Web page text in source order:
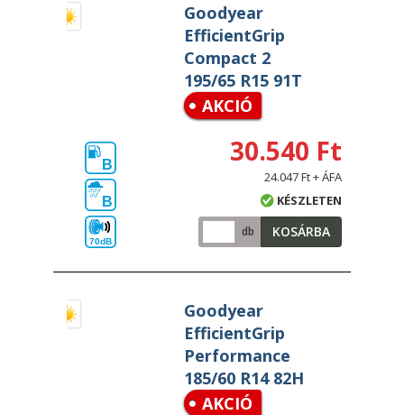
Goodyear
EfficientGrip
Compact 2
195/65 R15 91T
AKCIÓ
B
B
70dB
30.540 Ft
24.047 Ft + ÁFA
KÉSZLETEN
db KOSÁRBA
Goodyear
EfficientGrip
Performance
185/60 R14 82H
AKCIÓ